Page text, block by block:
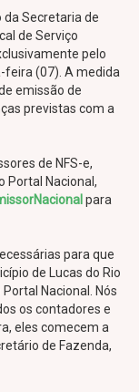
da Secretaria de
de Serviço
pelo
feira (07). A medida
emissão de
previstas com a
de NFS-e,
Portal Nacional,
para
para que
de Lucas do Rio
Nacional. Nós
os contadores e
eles comecem a
de Fazenda,